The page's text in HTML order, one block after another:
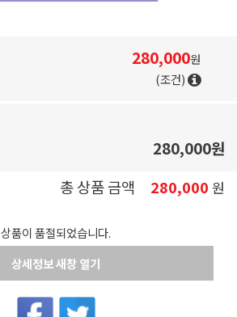
280,000원
(조건)
280,000원
총 상품 금액
280,000 원
상품이 품절되었습니다.
상세정보 새창 열기